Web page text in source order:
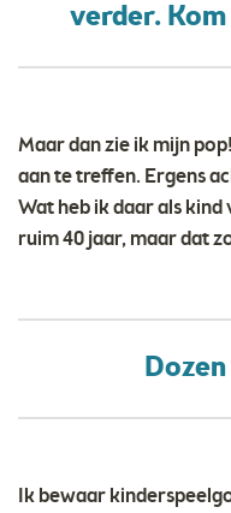
verder.
Maar dan zie ik mijn
aan te treffen. Ergens
Wat heb ik daar als kind
ruim 40 jaar, maar dat
Ik bewaar